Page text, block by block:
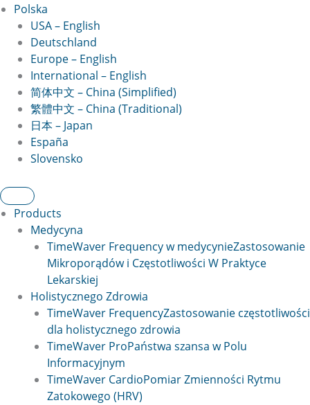
Polska
USA – English
Deutschland
Europe – English
International – English
简体中文 – China (Simplified)
繁體中文 – China (Traditional)
日本 – Japan
España
Slovensko
Products
Medycyna
TimeWaver Frequency w medycynieZastosowanie
Mikroporądów i Częstotliwości W Praktyce
Lekarskiej
Holistycznego Zdrowia
TimeWaver FrequencyZastosowanie częstotliwości
dla holistycznego zdrowia
TimeWaver ProPaństwa szansa w Polu
Informacyjnym
TimeWaver CardioPomiar Zmienności Rytmu
Zatokowego (HRV)